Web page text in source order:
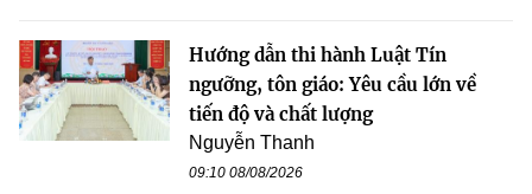
Hướng dẫn thi hành Luật Tín
ngưỡng, tôn giáo: Yêu cầu lớn về
tiến độ và chất lượng
Nguyễn Thanh
09:10 08/08/2026